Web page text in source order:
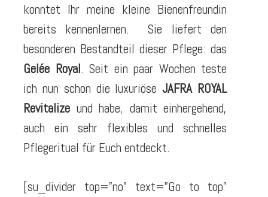
konntet Ihr meine kleine Bienenfreundin
bereits kennenlernen. Sie liefert den
besonderen Bestandteil dieser Pflege: das
Gelée Royal. Seit ein paar Wochen teste
ich nun schon die luxuriöseJAFRA ROYAL
Revitalize und habe, damit einhergehend,
auch ein sehr flexibles und schnelles
Pflegeritual für Euch entdeckt.
[su_divider top=”no” text=”Go to top”